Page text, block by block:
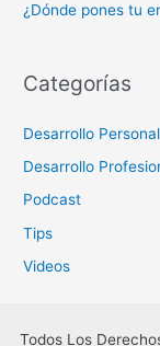
¿Dónde pones tu
Categorías
Desarrollo Personal
Desarrollo
Podcast
Tips
Videos
Todos Los